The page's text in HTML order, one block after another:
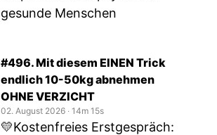
gesunde Menschen
#496. Mit diesem EINEN Trick
endlich 10-50kg abnehmen
OHNE VERZICHT
02. August 2026 ‧ 14m 15s
💛Kostenfreies Erstgespräch: